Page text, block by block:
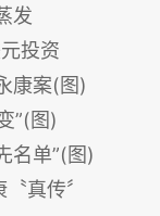
发
投资
康案(图)
”(图)
名单”(图)
真传〞